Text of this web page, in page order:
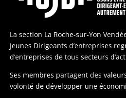
La section La Roche-sur-Yon
Jeunes Dirigeants d’entreprises
d’entreprises de tous secteurs
Ses membres partagent des
volonté de développer une